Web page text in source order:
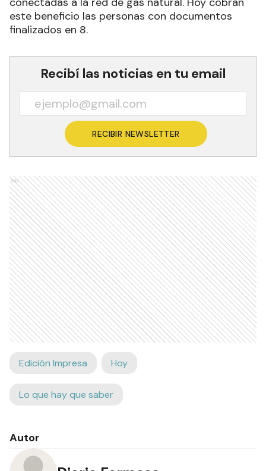
este beneficio las personas con documentos
finalizados en 8.
Recibí las noticias en tu email
RECIBIR NEWSLETTER
Ads
Edición Impresa Hoy
Lo que hay que saber
Autor